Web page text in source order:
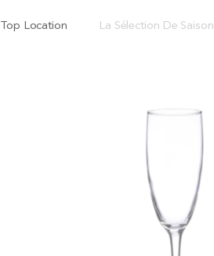
Top Location La Sélection De Saison